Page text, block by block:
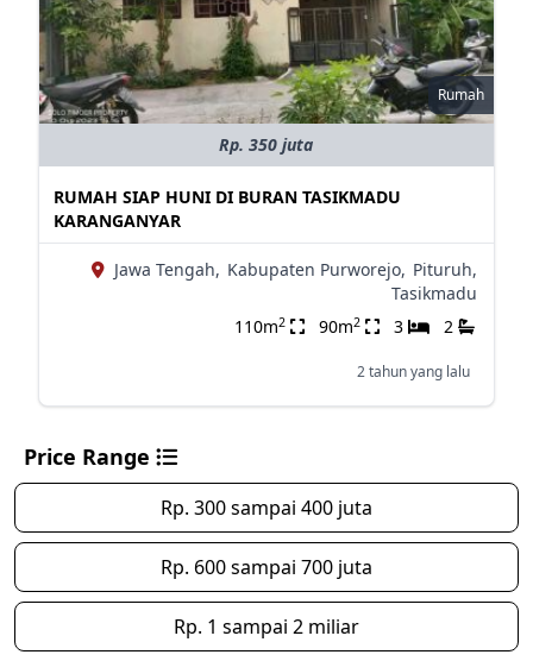
Rumah
Rp. 350 juta
RUMAH SIAP HUNI DI BURAN TASIKMADU
KARANGANYAR
Jawa Tengah, Kabupaten Purworejo, Pituruh,
Tasikmadu
110m2 90m2 3 2
2 tahun yang lalu
Price Range
Rp. 300 sampai 400 juta
Rp. 600 sampai 700 juta
Rp. 1 sampai 2 miliar